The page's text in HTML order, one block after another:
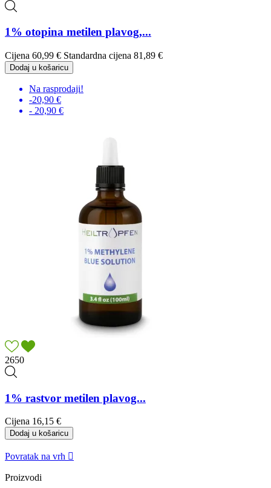
1% otopina metilen plavog,...
Cijena 60,99 € Standardna cijena 81,89 €
Dodaj u košaricu
Na rasprodaji!
-20,90 €
- 20,90 €
2650
1% rastvor metilen plavog...
Cijena 16,15 €
Dodaj u košaricu
Povratak na vrh 
Proizvodi